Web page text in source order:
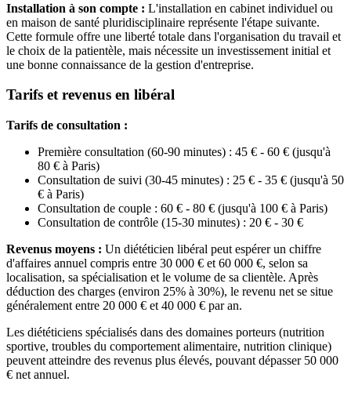
Installation à son compte : L'installation en cabinet individuel ou
en maison de santé pluridisciplinaire représente l'étape suivante.
Cette formule offre une liberté totale dans l'organisation du travail et
le choix de la patientèle, mais nécessite un investissement initial et
une bonne connaissance de la gestion d'entreprise.
Tarifs et revenus en libéral
Tarifs de consultation :
Première consultation (60-90 minutes) : 45 € - 60 € (jusqu'à
80 € à Paris)
Consultation de suivi (30-45 minutes) : 25 € - 35 € (jusqu'à 50
€ à Paris)
Consultation de couple : 60 € - 80 € (jusqu'à 100 € à Paris)
Consultation de contrôle (15-30 minutes) : 20 € - 30 €
Revenus moyens : Un diététicien libéral peut espérer un chiffre
d'affaires annuel compris entre 30 000 € et 60 000 €, selon sa
localisation, sa spécialisation et le volume de sa clientèle. Après
déduction des charges (environ 25% à 30%), le revenu net se situe
généralement entre 20 000 € et 40 000 € par an.
Les diététiciens spécialisés dans des domaines porteurs (nutrition
sportive, troubles du comportement alimentaire, nutrition clinique)
peuvent atteindre des revenus plus élevés, pouvant dépasser 50 000
€ net annuel.